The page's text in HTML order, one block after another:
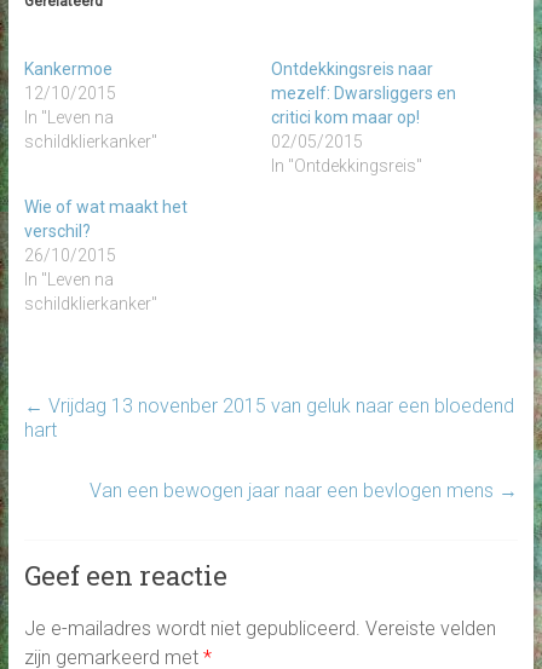
Kankermoe
12/10/2015
In "Leven na
schildklierkanker"
Ontdekkingsreis naar
mezelf: Dwarsliggers en
critici kom maar op!
02/05/2015
In "Ontdekkingsreis"
Wie of wat maakt het
verschil?
26/10/2015
In "Leven na
schildklierkanker"
← Vrijdag 13 novenber 2015 van geluk naar een bloedend
hart
Van een bewogen jaar naar een bevlogen mens →
Geef een reactie
Je e-mailadres wordt niet gepubliceerd. Vereiste velden
zijn gemarkeerd met *